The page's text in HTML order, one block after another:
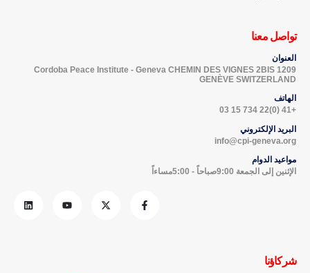
تواصل معنا
العنوان
Cordoba Peace Institute - Geneva CHEMIN DES VIGNES 2BIS 1209
GENÈVE SWITZERLAND
الهاتف
+41 (0)22 734 15 03
البريد الإلكتروني
info@cpi-geneva.org
مواعيد الدوام
الإثنين إلى الجمعة 9:00صباحاً - 5:00مساءاً
شركاؤنا